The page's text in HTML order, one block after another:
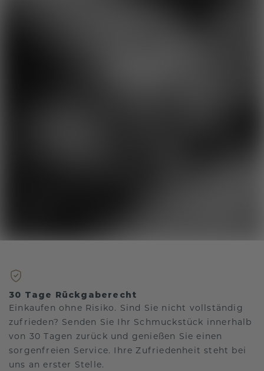
30 Tage Rückgaberecht
Einkaufen ohne Risiko. Sind Sie nicht vollständig
zufrieden? Senden Sie Ihr Schmuckstück innerhalb
von 30 Tagen zurück und genießen Sie einen
sorgenfreien Service. Ihre Zufriedenheit steht bei
uns an erster Stelle.